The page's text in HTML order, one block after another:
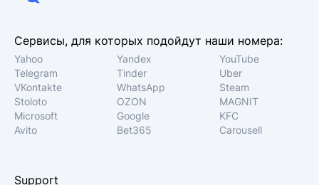
Сервисы, для которых подойдут наши номера:
Yahoo Yandex
YouTube
Telegram
Tinder
Uber
VKontakte
WhatsApp
Steam
Stoloto
OZON
MAGNIT
Microsoft
Google
KFC
Avito
Bet365 Carousell
Support